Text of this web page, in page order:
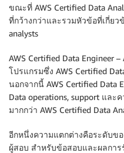
ขณะที่ AWS Certified Data
ที่กว้างกว่าและรวมหัวข้อที่เกี่ยว
analysts
AWS Certified Data Engineer
โปรแกรมซึ่ง AWS Certified
นอกจากนี้ AWS Certified Data
Data operations, support แล
มากกว่า AWS Certified Data
อีกหนึ่งความแตกต่างคือระดับข
ผู้สอบ สำหรับข้อสอบและผลการ